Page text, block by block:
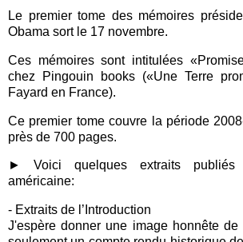
Le premier tome des mémoires
Obama sort le 17 novembre.
Ces mémoires sont intitulées
chez Pingouin books («Une Terre
Fayard en France).
Ce premier tome couvre la période
près de 700 pages.
► Voici quelques extraits
américaine:
- Extraits de l’Introduction
J'espère donner une image honnête